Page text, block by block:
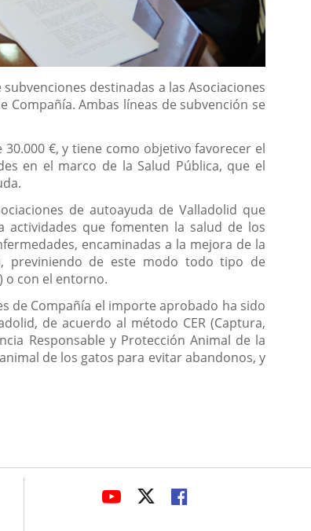
destinadas a las Asociaciones
Compañía. Ambas líneas de subvención se
€, y tiene como objetivo favorecer el
en el marco de la Salud Pública, que el
de autoayuda de Valladolid que
que fomenten la salud de los
encaminadas a la mejora de la
previniendo de este modo todo tipo de
o con el entorno.
de Compañía el importe aprobado ha sido
de acuerdo al método CER (Captura,
Responsable y Protección Animal de la
de los gatos para evitar abandonos, y
ENLACEENLACE